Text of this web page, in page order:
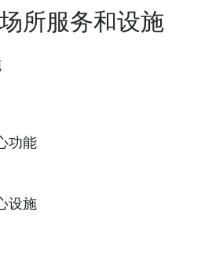
所服务和设施
功能
设施